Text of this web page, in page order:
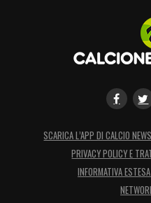
SCARICA L’APP DI CALCIO
PRIVACY POLICY E
INFORMATIVA